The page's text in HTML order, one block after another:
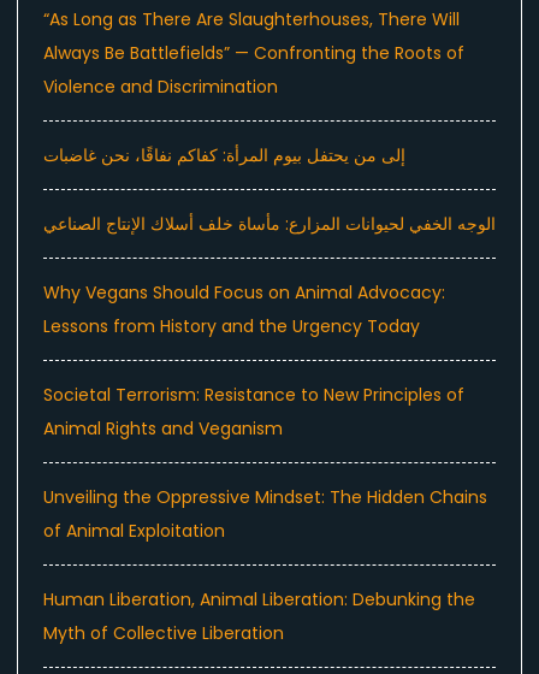
“As Long as There Are Slaughterhouses, There Will
Always Be Battlefields” — Confronting the Roots of
Violence and Discrimination
إلى من يحتفل بيوم المرأة: كفاكم نفاقًا، نحن غاضبات
الوجه الخفي لحيوانات المزارع: مأساة خلف أسلاك الإنتاج الصناعي
Why Vegans Should Focus on Animal Advocacy:
Lessons from History and the Urgency Today
Societal Terrorism: Resistance to New Principles of
Animal Rights and Veganism
Unveiling the Oppressive Mindset: The Hidden Chains
of Animal Exploitation
Human Liberation, Animal Liberation: Debunking the
Myth of Collective Liberation